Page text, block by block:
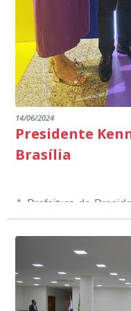
14/06/2024
Presidente
Brasília
A Prefeitura de
nacional do 12º
Empreendedora, que
dos gestores
desenvolvimento
partir de iniciativas
a competitividade